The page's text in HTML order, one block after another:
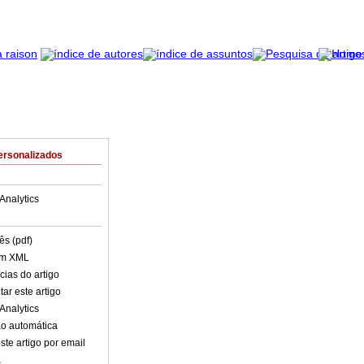
(pdf)
XML
do artigo
este artigo
automática
artigo por email